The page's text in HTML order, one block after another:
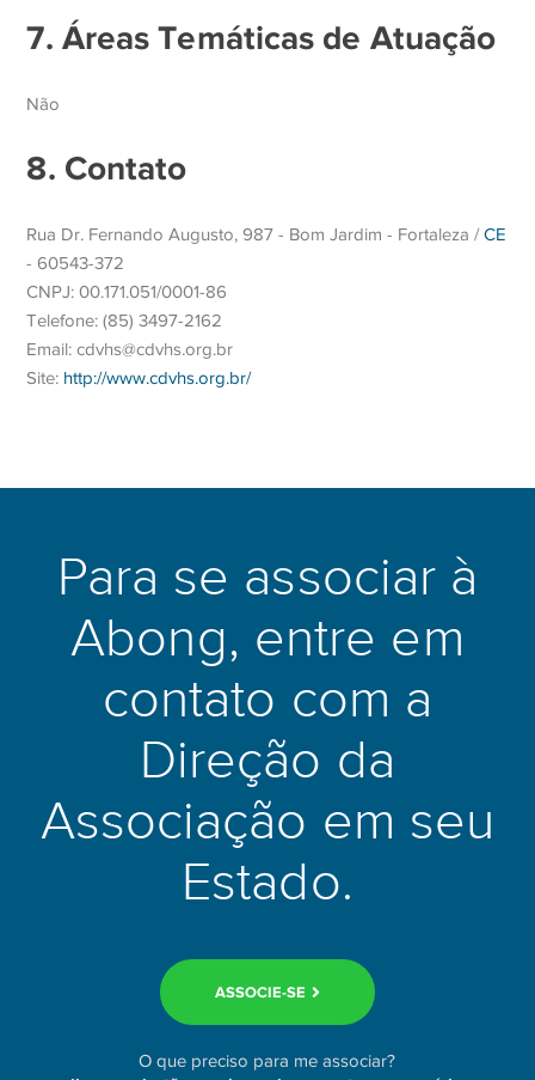
7. Áreas Temáticas de Atuação
Não
8. Contato
Rua Dr. Fernando Augusto, 987 - Bom Jardim - Fortaleza /CE
- 60543-372
CNPJ: 00.171.051/0001-86
Telefone: (85) 3497-2162
Email: cdvhs@cdvhs.org.br
Site: http://www.cdvhs.org.br/
Para se associar à
Abong, entre em
contato com a
Direção da
Associação em seu
Estado.
ASSOCIE-SE
O que preciso para me associar?